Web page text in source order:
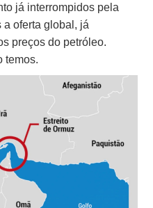
já interrompidos pela
a oferta global, já
preços do petróleo.
temos.